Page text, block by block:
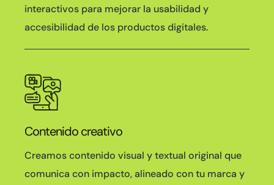
interactivos para mejorar la usabilidad y
accesibilidad de los productos digitales.
Contenido creativo
Creamos contenido visual y textual original que
comunica con impacto, alineado con tu marca y